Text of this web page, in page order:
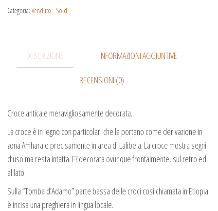
Categoria: Venduto - Sold
DESCRIZIONE INFORMAZIONI AGGIUNTIVE
RECENSIONI (0)
Croce antica e meravigliosamente decorata.
La croce è in legno con particolari che la portano come derivazione in
zona Amhara e precisamente in area di Lalibela. La croce mostra segni
d’uso ma resta intatta. E? decorata ovunque frontalmente, sul retro ed
al lato.
Sulla “Tomba d’Adamo” parte bassa delle croci così chiamata in Etiopia
è incisa una preghiera in lingua locale.